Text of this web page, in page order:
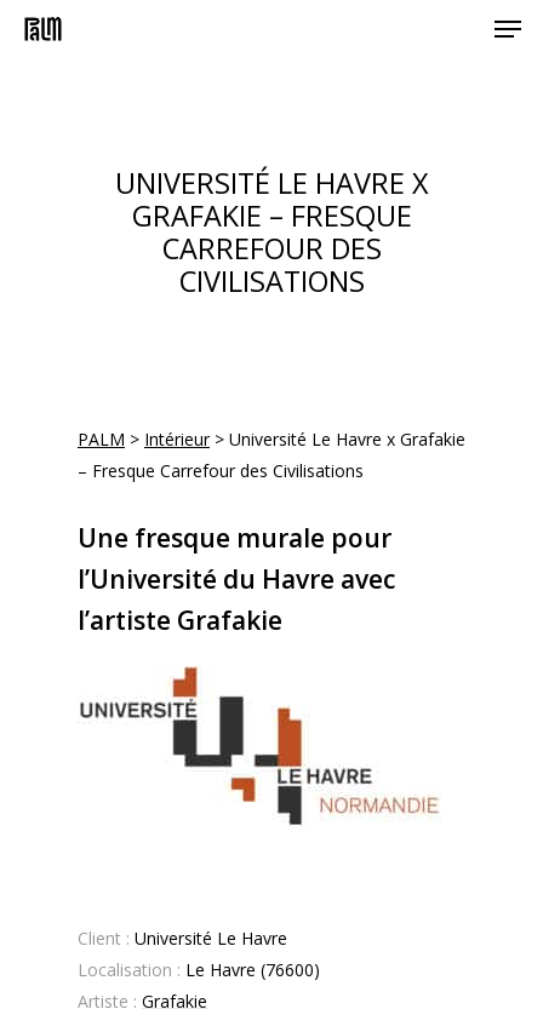
Skip
UNIVERSITÉ LE HAVRE X
GRAFAKIE – FRESQUE
CARREFOUR DES
CIVILISATIONS
PALM > Intérieur> Université Le Havre x Grafakie
– Fresque Carrefour des Civilisations
Une fresque murale pour
l’Université du Havre avec
l’artiste Grafakie
Client : Université Le Havre
Localisation : Le Havre (76600)
Artiste : Grafakie